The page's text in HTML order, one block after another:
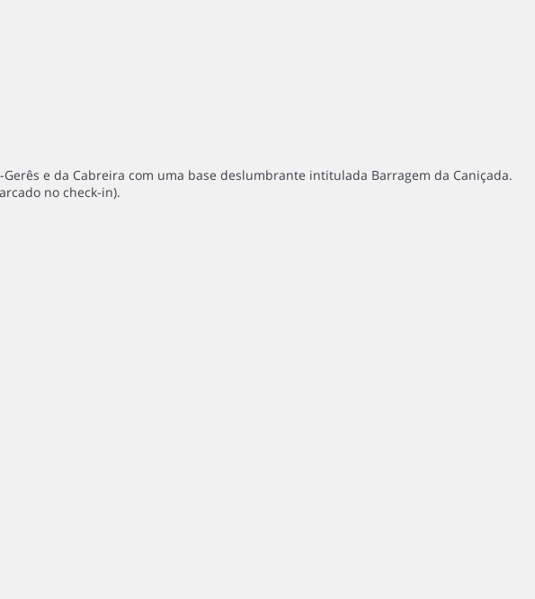
e da Cabreira com uma base deslumbrante intitulada Barragem da Caniçada.
no check-in).